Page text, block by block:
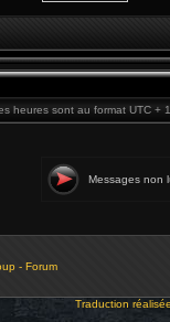
heures sont au format UTC +
Messages non
- Forum
Traduction